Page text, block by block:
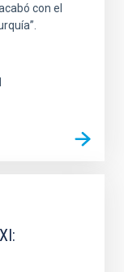
con el